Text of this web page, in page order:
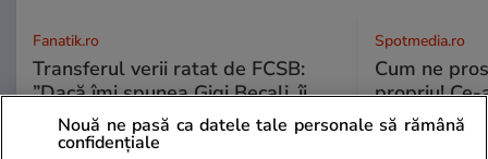
Fanatik.ro
Transferul verii ratat de FCSB:
”Dacă îmi spunea Gigi Becali, îi
dădeam eu 400.000 de euro să îl
ia! E cel mai bun din România”
Spotmedia.ro
Cum ne
propriu! Ce-
de știință
Nouă ne pasă ca datele tale personale să rămână
confidențiale